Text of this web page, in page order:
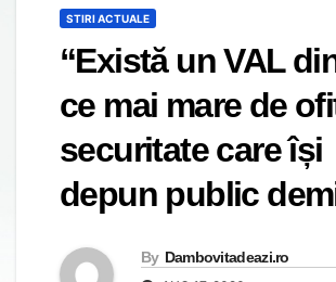
STIRI ACTUALE
“Există un VAL
ce mai mare de
securitate care își
depun public
By Dambovitadeazi.ro